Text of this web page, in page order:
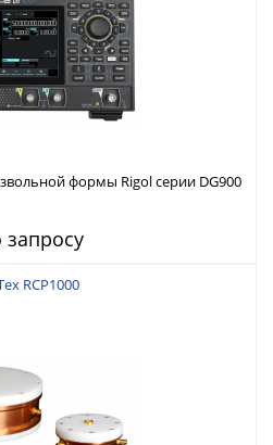
формы Rigol серии DG900
200 МГц
запросу
RCP1000